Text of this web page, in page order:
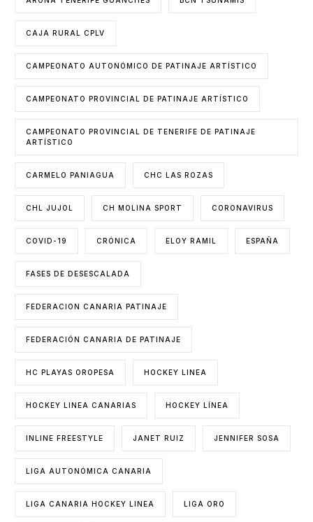
CAJA RURAL CPLV
CAMPEONATO AUTONÓMICO DE PATINAJE ARTÍSTICO
CAMPEONATO PROVINCIAL DE PATINAJE ARTÍSTICO
CAMPEONATO PROVINCIAL DE TENERIFE DE PATINAJE
ARTÍSTICO
CARMELO PANIAGUA CHC LAS ROZAS
CHL JUJOL CH MOLINA SPORT CORONAVIRUS
COVID-19 CRÓNICA ELOY RAMIL ESPAÑA
FASES DE DESESCALADA
FEDERACION CANARIA PATINAJE
FEDERACIÓN CANARIA DE PATINAJE
HC PLAYAS OROPESA HOCKEY LINEA
HOCKEY LINEA CANARIAS HOCKEY LÍNEA
INLINE FREESTYLE JANET RUIZ JENNIFER SOSA
LIGA AUTONÓMICA CANARIA
LIGA CANARIA HOCKEY LINEA LIGA ORO